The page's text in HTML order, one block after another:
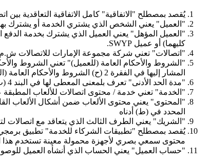
يُقصد بمصطلح "الاتفاقية" كامل الاتفاقية التعاقدية بين اتصالات والعميل
"العميل" يعني الشخص الذي يشتري الخدمة أو يشترك
كليهما) أو عميل SWYP.
"اتصالات" تعني شركة مجموعة الإمارات للاتصالات
"الشروط والأحكام العامة (للعميل)" تعني الشروط
المشار إليها في الفقرة 2 (ح) الشروط والأحكام العامة (المستهلك).
"مدة الحد الأدنى" تعرف بلمعنى المعطى لها في البند 4 (ب).
"الخدمة" تعني خدمة / محتوى اتصالات للألعاب المطبقة
المحدد في (ط) أدناه
"الشريك" يعني الطرف الثالث الذي يتعاقد مع اتصالات
يُقصد بمصطلح "تطبيقات الشركاء للخدمة" تطبيق برمجي
محتوى سمعي بصري لأجهزة محمولة معينة تستخدم هذا
"حساب العميل" يعني الحساب الذي أنشأه العميل